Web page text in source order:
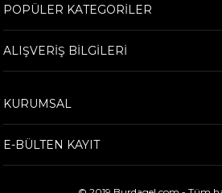
POPÜLER KATEGORİLER
ALIŞVERİŞ BİLGİLERİ
KURUMSAL
E-BÜLTEN KAYIT